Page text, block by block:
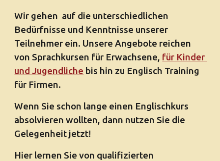
Wir gehen  auf die unterschiedlichen
Bedürfnisse und Kenntnisse unserer
Teilnehmer ein. Unsere Angebote reichen
von Sprachkursen für Erwachsene, für Kinder
und Jugendliche bis hin zu Englisch Training
für Firmen.
Wenn Sie schon lange einen Englischkurs
absolvieren wollten, dann nutzen Sie die
Gelegenheit jetzt!
Hier lernen Sie von qualifizierten